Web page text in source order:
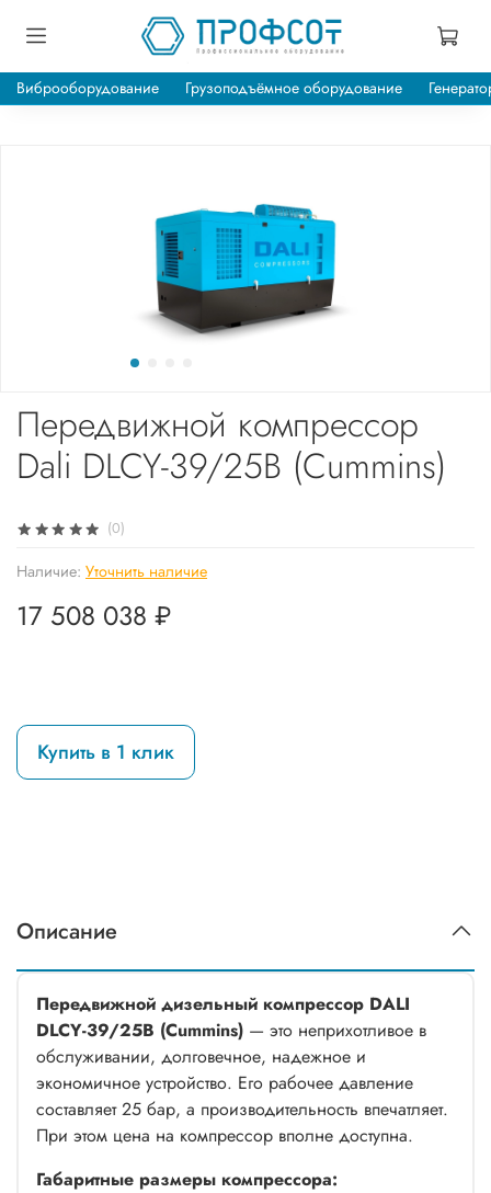
Виброоборудование Грузоподъёмное оборудование
(0)
Наличие: Уточнить наличие
Передвижной компрессор
Dali DLCY-39/25B (Cummins)
17 508 038 ₽
Купить в 1 клик
Описание
Передвижной дизельный компрессор DALI
DLCY-39/25B (Cummins) — это неприхотливое в
обслуживании, долговечное, надежное и
экономичное устройство. Его рабочее давление
составляет 25 бар, а производительность впечатляет.
При этом цена на компрессор вполне доступна.
Габаритные размеры компрессора: